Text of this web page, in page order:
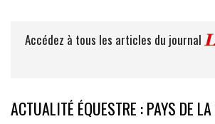
Accédez à tous les articles du journal
ACTUALITÉ ÉQUESTRE : PAYS DE